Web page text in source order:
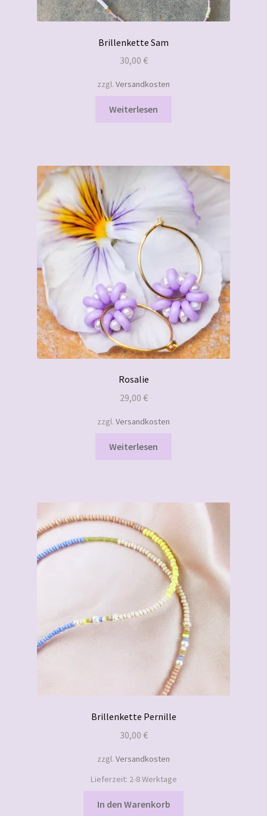
Brillenkette Sam
30,00 €
zzgl. Versandkosten
Weiterlesen
Rosalie
29,00 €
zzgl. Versandkosten
Weiterlesen
Brillenkette Pernille
30,00 €
zzgl. Versandkosten
Lieferzeit: 2-8 Werktage
In den Warenkorb